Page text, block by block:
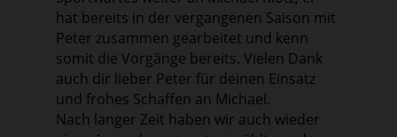
hat bereits in der vergangenen Saison mit
Peter zusammen gearbeitet und kenn
somit die Vorgänge bereits. Vielen Dank
auch dir lieber Peter für deinen Einsatz
und frohes Schaffen an Michael.
Nach langer Zeit haben wir auch wieder